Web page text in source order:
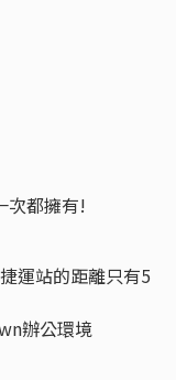
次都擁有!
運站的距離只有5
辦公環境